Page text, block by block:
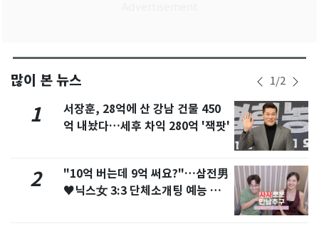
많이 본 뉴스 1/2
1
서장훈, 28억에 산 강남 건물 450
억 내놨다…세후 차익 280억 '잭팟'
2
"10억 버는데 9억 써요?"…삼전男
♥닉스女 3:3 단체소개팅 예능 화